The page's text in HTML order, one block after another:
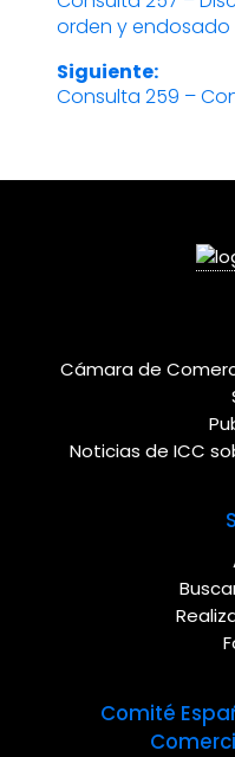
de
entradas
anterior:
orden y
Siguiente:
Entrada
Consulta 259 –
Cámara de
Noticias de ICC
Comité